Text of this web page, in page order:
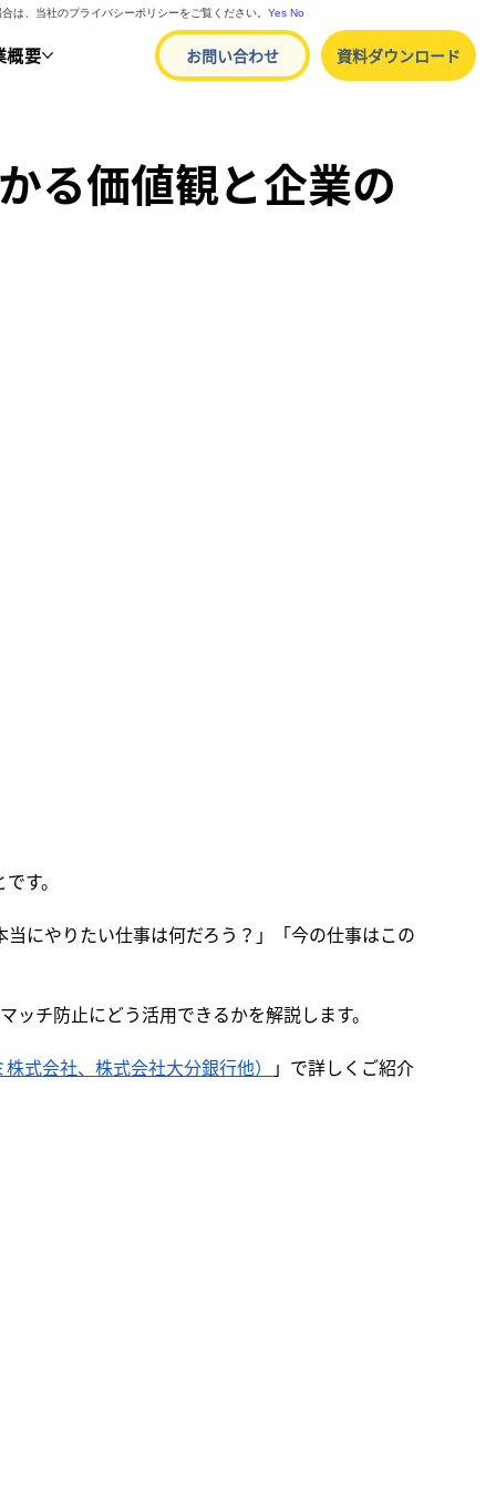
概要 お問い合わせ 資料ダウンロード
る価値観と企業の
す。
にやりたい仕事は何だろう？」「今の仕事はこの
チ防止にどう活用できるかを解説します。
式会社、株式会社大分銀行他）
」で詳しくご紹介
は、当社のプライバシーポリシーをご覧ください。 Yes No